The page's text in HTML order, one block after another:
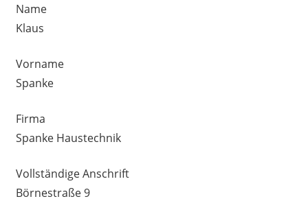
Name
Klaus
Vorname
Spanke
Firma
Spanke Haustechnik
Vollständige Anschrift
Börnestraße 9